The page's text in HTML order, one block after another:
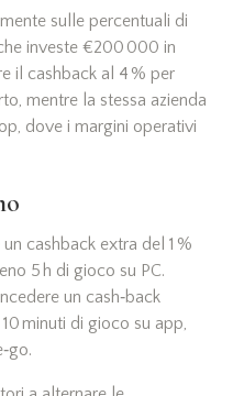
sulle percentuali di
investe €200 000 in
il cashback al 4 % per
mentre la stessa azienda
dove i margini operativi
cashback extra del 1 %
5 h di gioco su PC.
un cash‑back
minuti di gioco su app,